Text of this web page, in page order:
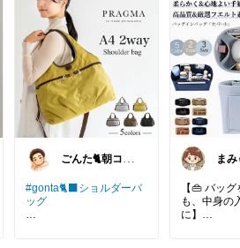
ごんた🐈朝コレ
#gonta🐈‍⬛ショルダーバ
ッグ
ま
毎日
【👜 バッ
も、中身の
に】